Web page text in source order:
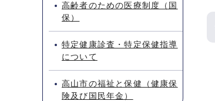
高齢者のための医療制度（国
保）
特定健康診査・特定保健指導
について
高山市の福祉と保健（健康保
険及び国民年金）